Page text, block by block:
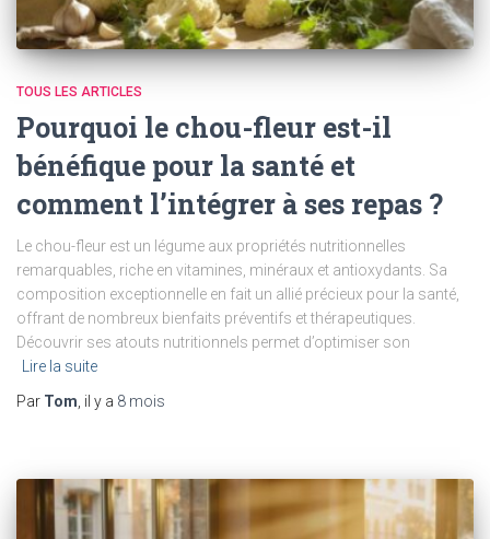
TOUS LES ARTICLES
Pourquoi le chou-fleur est-il
bénéfique pour la santé et
comment l’intégrer à ses repas ?
Le chou-fleur est un légume aux propriétés nutritionnelles
remarquables, riche en vitamines, minéraux et antioxydants. Sa
composition exceptionnelle en fait un allié précieux pour la santé,
offrant de nombreux bienfaits préventifs et thérapeutiques.
Découvrir ses atouts nutritionnels permet d’optimiser son
Lire la suite
Par Tom , il y a 8 mois